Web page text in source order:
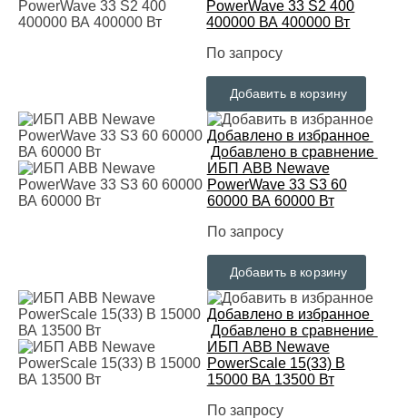
PowerWave 33 S2 400
400000 ВА 400000 Вт
По запросу
Добавить в корзину
Добавлено в избранное
Добавлено в сравнение
ИБП ABB Newave
PowerWave 33 S3 60
60000 ВА 60000 Вт
По запросу
Добавить в корзину
Добавлено в избранное
Добавлено в сравнение
ИБП ABB Newave
PowerScale 15(33) B
15000 ВА 13500 Вт
По запросу